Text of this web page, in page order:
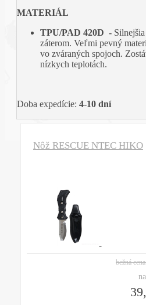
MATERIÁL
TPU/PAD 420D -
záterom. Veľmi pevný
vo zváraných spojoch.
nízkych teplotách.
Doba expedície: 4-10 dní
Nôž RESCUE NTEC HIKO
bežná cena